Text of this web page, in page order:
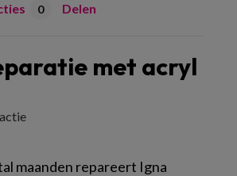
0 Delen
met acryl
maanden repareert Igna